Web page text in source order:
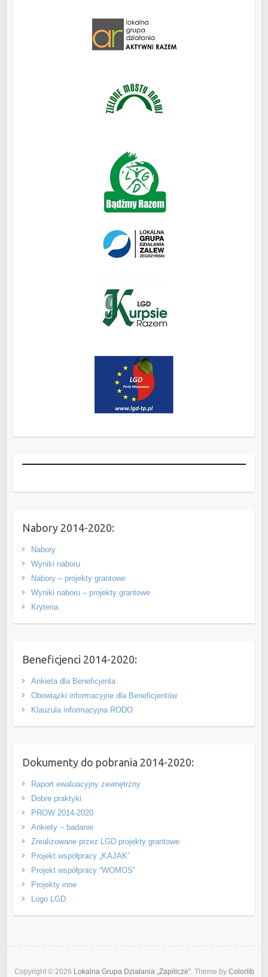
Nabory 2014-2020:
Nabory
Wyniki naboru
Nabory – projekty grantowe
Wyniki naboru – projekty grantowe
Kryteria
Beneficjenci 2014-2020:
Ankieta dla Beneficjenta
Obowiązki informacyjne dla Beneficjentów
Klauzula informacyjna RODO
Dokumenty do pobrania 2014-2020:
Raport ewaluacyjny zewnętrzny
Dobre praktyki
PROW 2014-2020
Ankiety – badanie
Zrealizowane przez LGD projekty grantowe
Projekt współpracy „KAJAK”
Projekt współpracy “WOMOS”
Projekty inne
Logo LGD
Copyright © 2026 Lokalna Grupa Działania „Zapilicze”. Theme by Colorlib